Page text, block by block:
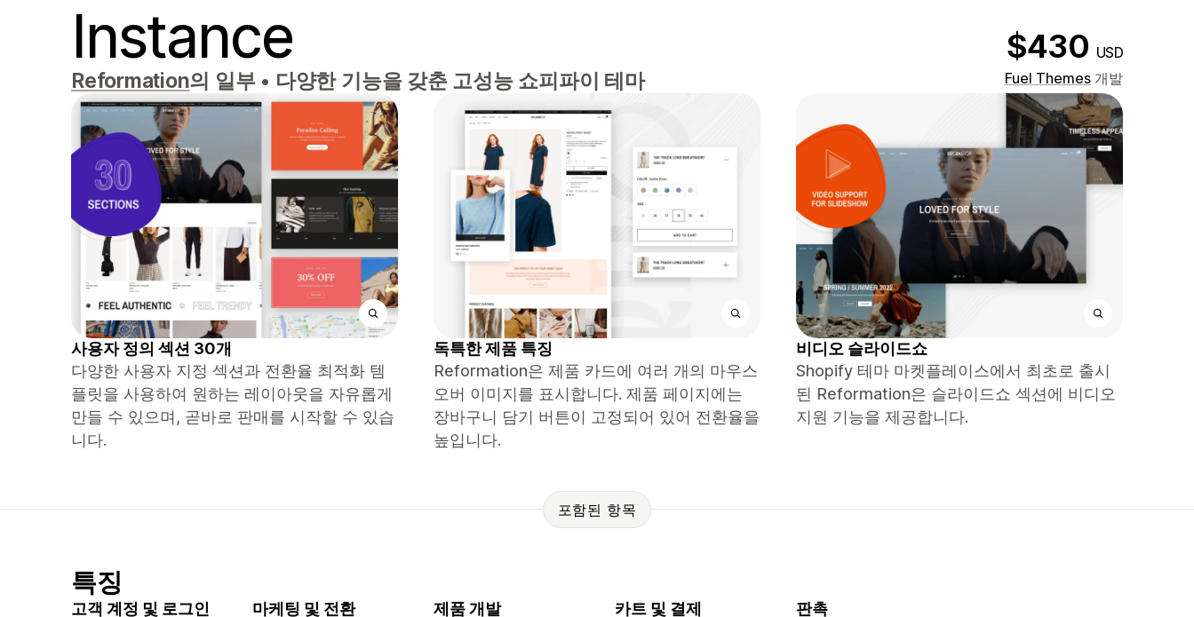
Instance $430 USD
Reformation의 일부 • 다양한 기능을 갖춘 고성능 쇼피파이 테마 Fuel Themes 개발
사용자 정의 섹션 30개
다양한 사용자 지정 섹션과 전환율 최적화 템
플릿을 사용하여 원하는 레이아웃을 자유롭게
만들 수 있으며, 곧바로 판매를 시작할 수 있습
니다.
독특한 제품 특징
Reformation은 제품 카드에 여러 개의 마우스
오버 이미지를 표시합니다. 제품 페이지에는
장바구니 담기 버튼이 고정되어 있어 전환율을
높입니다.
비디오 슬라이드쇼
Shopify 테마 마켓플레이스에서 최초로 출시
된 Reformation은 슬라이드쇼 섹션에 비디오
지원 기능을 제공합니다.
포함된 항목
특징
고객 계정 및 로그인 마케팅 및 전환 제품 개발 카트 및 결제 판촉